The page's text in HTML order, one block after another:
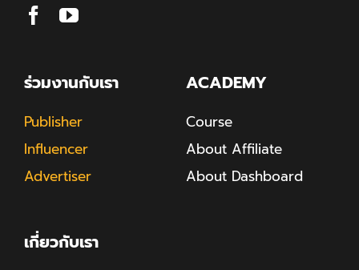
ร่วมงานกับเรา
Publisher
Influencer
Advertiser
ACADEMY
Course
About Affiliate
About Dashboard
เกี่ยวกับเรา